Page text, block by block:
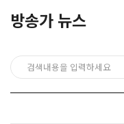
방송가 뉴스